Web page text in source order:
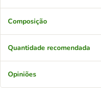
Composição
Quantidade recomendada
Opiniões